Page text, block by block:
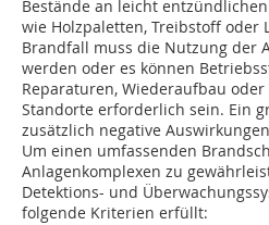
Bestände an leicht
wie Holzpaletten, Treibstoff oder
Brandfall muss die Nutzung der
werden oder es können
Reparaturen, Wiederaufbau
Standorte erforderlich sein. Ein
zusätzlich negative
Um einen umfassenden
Anlagenkomplexen zu
Detektions- und
folgende Kriterien erfüllt: